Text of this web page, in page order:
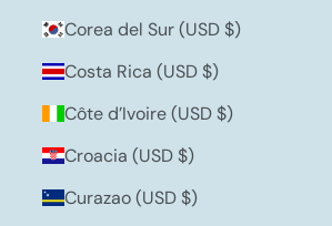
Corea del Sur (USD $)
Costa Rica (USD $)
Côte d’Ivoire (USD $)
Croacia (USD $)
Curazao (USD $)